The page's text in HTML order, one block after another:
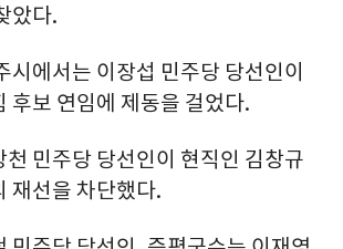
았다.
시에서는 이장섭 민주당 당선인이
후보 연임에 제동을 걸었다.
민주당 당선인이 현직인 김창규
재선을 차단했다.